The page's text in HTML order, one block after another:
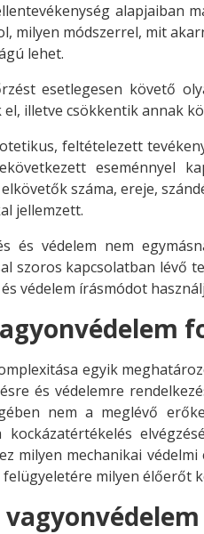
alapjaiban
milyen módszerrel, mit
lehet.
esetlegesen követő
illetve csökkentik annak
feltételezett
eseménnyel
száma, ereje,
jellemzett.
és védelem nem
szoros kapcsolatban lévő
védelem írásmódot
egyik
és védelemre
nem a meglévő
kockázatértékelés
milyen mechanikai
milyen élőerőt